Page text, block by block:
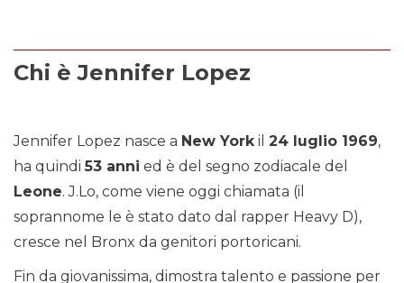
Chi è Jennifer Lopez
Jennifer Lopez nasce a New Yorkil 24 luglio 1969,
ha quindi53 anni ed è del segno zodiacale del
Leone. J.Lo, come viene oggi chiamata (il
soprannome le è stato dato dal rapper Heavy D),
cresce nel Bronx da genitori portoricani.
Fin da giovanissima, dimostra talento e passione per